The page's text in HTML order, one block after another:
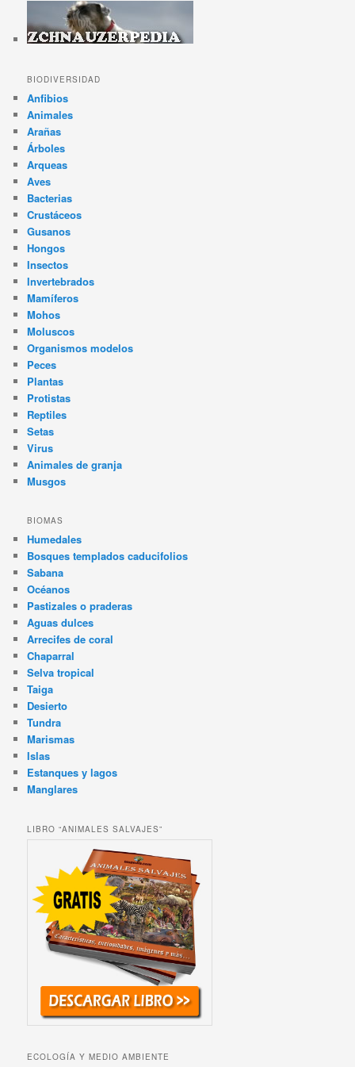
BIODIVERSIDAD
Anfibios
Animales
Arañas
Árboles
Arqueas
Aves
Bacterias
Crustáceos
Gusanos
Hongos
Insectos
Invertebrados
Mamíferos
Mohos
Moluscos
Organismos modelos
Peces
Plantas
Protistas
Reptiles
Setas
Virus
Animales de granja
Musgos
BIOMAS
Humedales
Bosques templados caducifolios
Sabana
Océanos
Pastizales o praderas
Aguas dulces
Arrecifes de coral
Chaparral
Selva tropical
Taiga
Desierto
Tundra
Marismas
Islas
Estanques y lagos
Manglares
LIBRO “ANIMALES SALVAJES”
ECOLOGÍA Y MEDIO AMBIENTE